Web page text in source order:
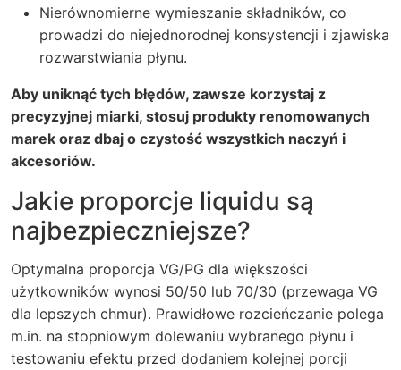
Nierównomierne wymieszanie składników, co
prowadzi do niejednorodnej konsystencji i zjawiska
rozwarstwiania płynu.
Aby uniknąć tych błędów, zawsze korzystaj z
precyzyjnej miarki, stosuj produkty renomowanych
marek oraz dbaj o czystość wszystkich naczyń i
akcesoriów.
Jakie proporcje liquidu są
najbezpieczniejsze?
Optymalna proporcja VG/PG dla większości
użytkowników wynosi 50/50 lub 70/30 (przewaga VG
dla lepszych chmur). Prawidłowe rozcieńczanie polega
m.in. na stopniowym dolewaniu wybranego płynu i
testowaniu efektu przed dodaniem kolejnej porcji